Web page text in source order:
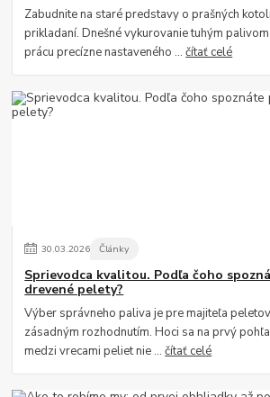
Zabudnite na staré predstavy o prašných
prikladaní. Dnešné vykurovanie tuhým
prácu precízne nastaveného ...čítať celé
30.03.2026 Články
Sprievodca kvalitou. Podľa čoho
drevené pelety?
Výber správneho paliva je pre majiteľa
zásadným rozhodnutím. Hoci sa na prvý
medzi vrecami peliet nie ...čítať celé